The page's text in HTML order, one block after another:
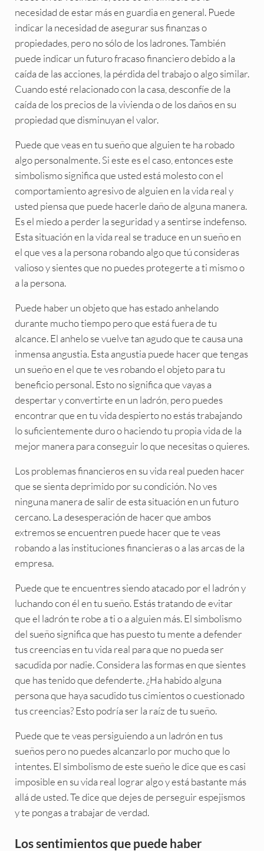
necesidad de estar más en guardia en general. Puede
indicar la necesidad de asegurar sus finanzas o
propiedades, pero no sólo de los ladrones. También
puede indicar un futuro fracaso financiero debido a la
caída de las acciones, la pérdida del trabajo o algo similar.
Cuando esté relacionado con la casa, desconfíe de la
caída de los precios de la vivienda o de los daños en su
propiedad que disminuyan el valor.
Puede que veas en tu sueño que alguien te ha robado
algo personalmente. Si este es el caso, entonces este
simbolismo significa que usted está molesto con el
comportamiento agresivo de alguien en la vida real y
usted piensa que puede hacerle daño de alguna manera.
Es el miedo a perder la seguridad y a sentirse indefenso.
Esta situación en la vida real se traduce en un sueño en
el que ves a la persona robando algo que tú consideras
valioso y sientes que no puedes protegerte a ti mismo o
a la persona.
Puede haber un objeto que has estado anhelando
durante mucho tiempo pero que está fuera de tu
alcance. El anhelo se vuelve tan agudo que te causa una
inmensa angustia. Esta angustia puede hacer que tengas
un sueño en el que te ves robando el objeto para tu
beneficio personal. Esto no significa que vayas a
despertar y convertirte en un ladrón, pero puedes
encontrar que en tu vida despierto no estás trabajando
lo suficientemente duro o haciendo tu propia vida de la
mejor manera para conseguir lo que necesitas o quieres.
Los problemas financieros en su vida real pueden hacer
que se sienta deprimido por su condición. No ves
ninguna manera de salir de esta situación en un futuro
cercano. La desesperación de hacer que ambos
extremos se encuentren puede hacer que te veas
robando a las instituciones financieras o a las arcas de la
empresa.
Puede que te encuentres siendo atacado por el ladrón y
luchando con él en tu sueño. Estás tratando de evitar
que el ladrón te robe a ti o a alguien más. El simbolismo
del sueño significa que has puesto tu mente a defender
tus creencias en tu vida real para que no pueda ser
sacudida por nadie. Considera las formas en que sientes
que has tenido que defenderte. ¿Ha habido alguna
persona que haya sacudido tus cimientos o cuestionado
tus creencias? Esto podría ser la raíz de tu sueño.
Puede que te veas persiguiendo a un ladrón en tus
sueños pero no puedes alcanzarlo por mucho que lo
intentes. El simbolismo de este sueño le dice que es casi
imposible en su vida real lograr algo y está bastante más
allá de usted. Te dice que dejes de perseguir espejismos
y te pongas a trabajar de verdad.
Los sentimientos que puede haber